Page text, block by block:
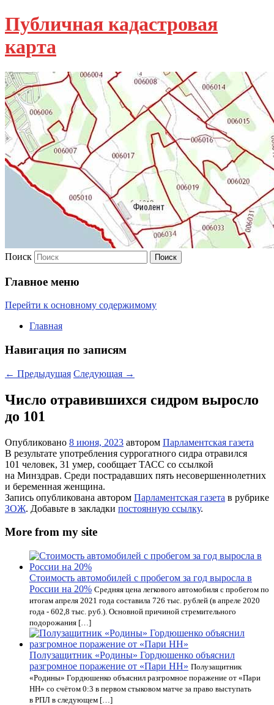
Публичная кадастровая
карта
Поиск
Главное меню
Перейти к основному содержимому
Главная
Навигация по записям
← Предыдущая Следующая →
Число отравившихся сидром выросло
до 101
Опубликовано 8 июня, 2023 автором Парламентская газета
В результате употребления суррогатного сидра отравился
101 человек, 31 умер, сообщает ТАСС со ссылкой
на Минздрав. Среди пострадавших пять несовершеннолетних
и беременная женщина.
Запись опубликована автором Парламентская газета в рубрике
ЗОЖ. Добавьте в закладки постоянную ссылку.
More from my site
Стоимость автомобилей с пробегом за год выросла в
России на 20% Средняя цена легкового автомобиля с пробегом по
итогам апреля 2021 года составила 726 тыс. рублей (в апреле 2020
года - 602,8 тыс. руб.). Основной причиной стремительного
подорожания […]
Полузащитник «Родины» Гордюшенко объяснил
разгромное поражение от «Пари НН» Полузащитник
«Родины» Гордюшенко объяснил разгромное поражение от «Пари
НН» со счётом 0:3 в первом стыковом матче за право выступать
в РПЛ в следующем […]